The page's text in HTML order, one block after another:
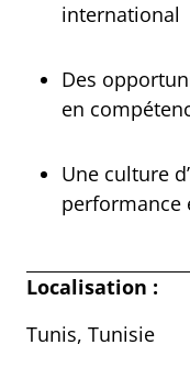
international
Des
en
Une culture
performance
Localisation :
Tunis, Tunisie